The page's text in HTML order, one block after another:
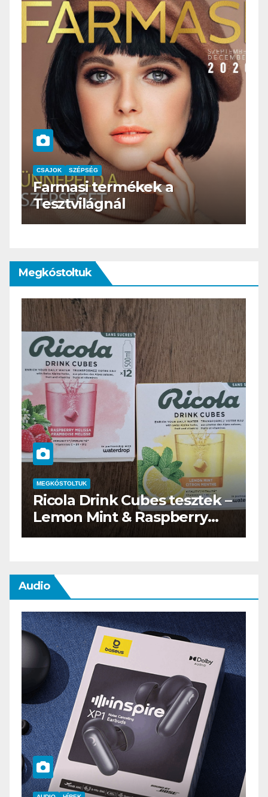
CSAJOK SZÉPSÉG
HERBioticum
Megkóstoltuk
MEGKÓSTOLTUK
Waterdrop üdítő kapszula
teszt
Audio